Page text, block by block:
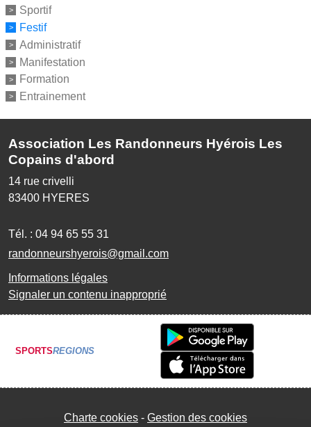
Sportif
Festif
Administratif
Manifestation
Formation
Entrainement
Association Les Randonneurs Hyérois Les
Copains d'abord
14 rue crivelli
83400 HYERES
Tél. : 04 94 65 55 31
randonneurshyerois@gmail.com
Informations légales
Signaler un contenu inapproprié
SPORTSREGIONS
Charte cookies Gestion des cookies